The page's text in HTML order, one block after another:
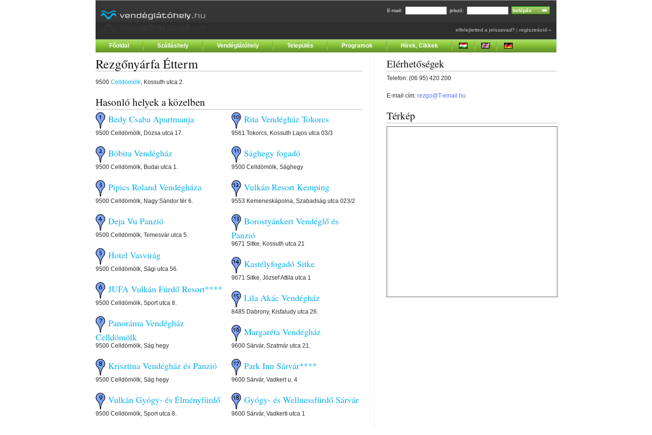
E-mail: jelszó:
elfelejtetted a jelszavad? | regisztráció »
Főoldal Szálláshely Vendéglátóhely Település Programok Hírek, Cikkek
Rezgőnyárfa Étterm
9500 Celldömölk, Kossuth utca 2.
Hasonló helyek a közelben
Bedy Csaba Apartmanja
9500 Celldömölk, Dózsa utca 17.
Bóbita Vendégház
9500 Celldömölk, Budai utca 1.
Pipics Roland Vendégháza
9500 Celldömölk, Nagy Sándor tér 6.
Deja Vu Panzió
9500 Celldömölk, Temesvár utca 5.
Hotel Vasvirág
9500 Celldömölk, Sági utca 56.
JUFA Vulkán Fürdő Resort****
9500 Celldömölk, Sport utca 8.
Panoráma Vendégház
Celldömölk
9500 Celldömölk, Ság hegy
Krisztina Vendégház és Panzió
9500 Celldömölk, Ság hegy
Vulkán Gyógy- és Élményfürdő
9500 Celldömölk, Sport utca 8.
Rita Vendégház Tokorcs
9561 Tokorcs, Kossuth Lajos utca 03/3
Sághegy fogadó
9500 Celldömölk, Sághegy
Vulkán Resort Kemping
9553 Kemeneskápolna, Szabadság utca 023/2
Borostyánkert Vendéglő és
Panzió
9671 Sitke, Kossuth utca 21
Kastélyfogadó Sitke
9671 Sitke, József Attila utca 1
Lila Akác Vendégház
8485 Dabrony, Kisfaludy utca 26.
Margaréta Vendégház
9600 Sárvár, Szatmár utca 21.
Park Inn Sárvár****
9600 Sárvár, Vadkert u. 4
Gyógy- és Wellnessfürdő Sárvár
9600 Sárvár, Vadkerti utca 1
Elérhetőségek
Telefon: (06 95) 420 200
E-mail cím: rezgo@T-email.hu
Térkép